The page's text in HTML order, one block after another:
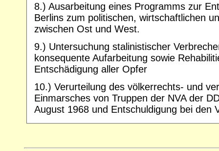
8.) Ausarbeitung eines Programms zur
Berlins zum politischen, wirtschaftlichen
zwischen Ost und West.
9.) Untersuchung stalinistischer
konsequente Aufarbeitung sowie
Entschädigung aller Opfer
10.) Verurteilung des völkerrechts- und
Einmarsches von Truppen der NVA der
August 1968 und Entschuldigung bei den